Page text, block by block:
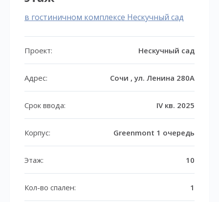
в гостиничном комплексе Нескучный сад
Проект: Нескучный сад
Адрес: Сочи , ул. Ленина 280А
Срок ввода: IV кв. 2025
Корпус: Greenmont 1 очередь
Этаж: 10
Кол-во спален: 1